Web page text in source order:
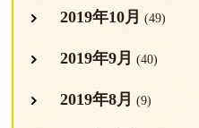
2019年10月 (49)
2019年9月 (40)
2019年8月 (9)